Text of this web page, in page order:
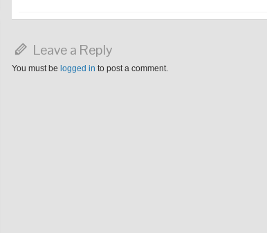
Leave a Reply
You must be logged in to post a comment.